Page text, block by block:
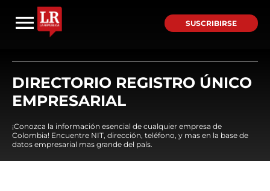
SUSCRIBIRSE
DIRECTORIO REGISTRO ÚNICO
EMPRESARIAL
¡Conozca la información esencial de cualquier empresa de
Colombia! Encuentre NIT, dirección, teléfono, y mas en la base de
datos empresarial mas grande del país.